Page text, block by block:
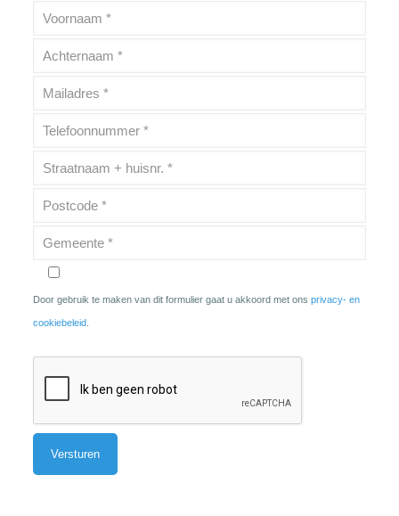
Door gebruik te maken van dit formulier gaat u akkoord met ons privacy- en
cookiebeleid.